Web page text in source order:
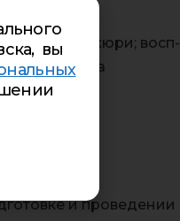
приз жюри; восп-
Валентина
и проведении
вы